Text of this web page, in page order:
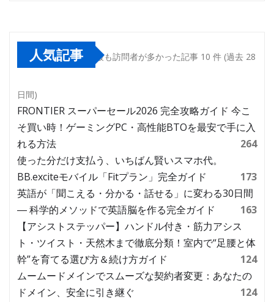
人気記事 最も訪問者が多かった記事 10 件 (過去 28
日間)
FRONTIER スーパーセール2026 完全攻略ガイド 今こ
そ買い時！ゲーミングPC・高性能BTOを最安で手に入
れる方法
264
使った分だけ支払う、いちばん賢いスマホ代。
BB.exciteモバイル「Fitプラン」完全ガイド
173
英語が「聞こえる・分かる・話せる」に変わる30日間
― 科学的メソッドで英語脳を作る完全ガイド
163
【アシストステッパー】ハンドル付き・筋力アシス
ト・ツイスト・天然木まで徹底分類！室内で“足腰と体
幹”を育てる選び方＆続け方ガイド
124
ムームードメインでスムーズな契約者変更：あなたの
ドメイン、安全に引き継ぐ
124